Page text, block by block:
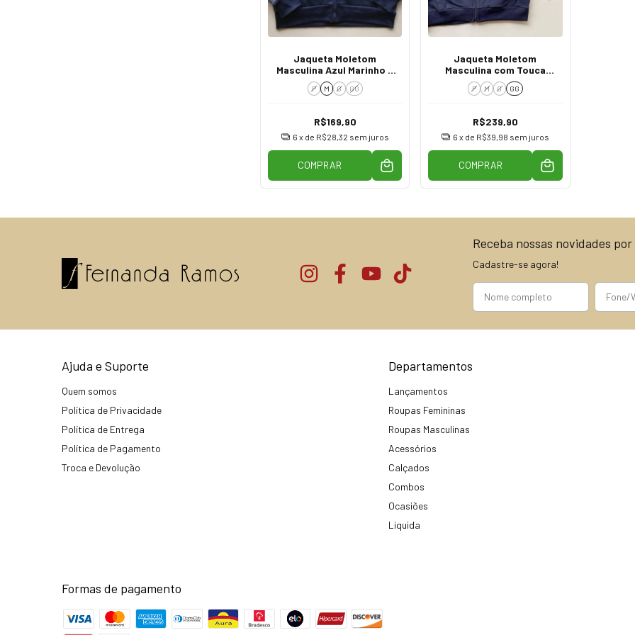
Jaqueta Moletom
Masculina Azul Marinho e
Cinza Escuro
P M G GG
R$169,90
6 x de R$28,32 sem juros
COMPRAR
Jaqueta Moletom
Masculina com Touca
Azul Marinho 0004
P M G GG
R$239,90
6 x de R$39,98 sem juros
COMPRAR
Receba nossas novidades
Cadastre-se agora!
Ajuda e Suporte
Quem somos
Política de Privacidade
Política de Entrega
Política de Pagamento
Troca e Devolução
Departamentos
Lançamentos
Roupas Femininas
Roupas Masculinas
Acessórios
Calçados
Combos
Ocasiões
Liquida
Formas de pagamento